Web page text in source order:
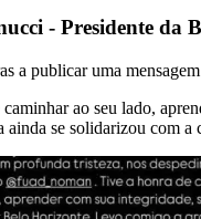
- Presidente da
a publicar uma
ao seu lado,
ainda se solidarizou com